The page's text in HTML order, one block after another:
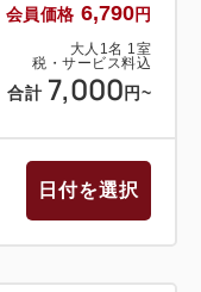
会員価格 6,790円
大人 1名 1室
税・サービス料込
合計 7,000 円~
日付を選択